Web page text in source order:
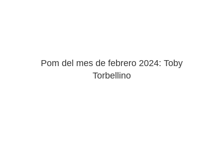
Pom del mes de febrero 2024: Toby
Torbellino